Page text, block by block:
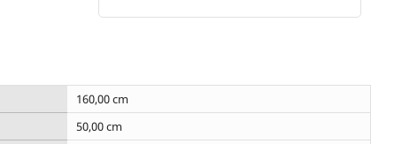
160,00 cm
50,00 cm